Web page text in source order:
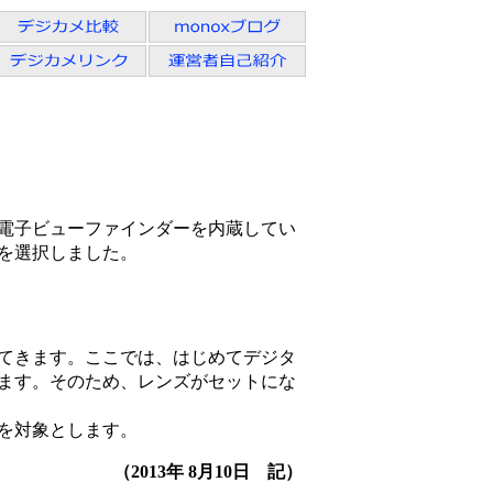
子ビューファインダーを内蔵してい
選択しました。
きます。ここでは、はじめてデジタ
す。そのため、レンズがセットにな
象とします。
（2013年 8月10日 記）